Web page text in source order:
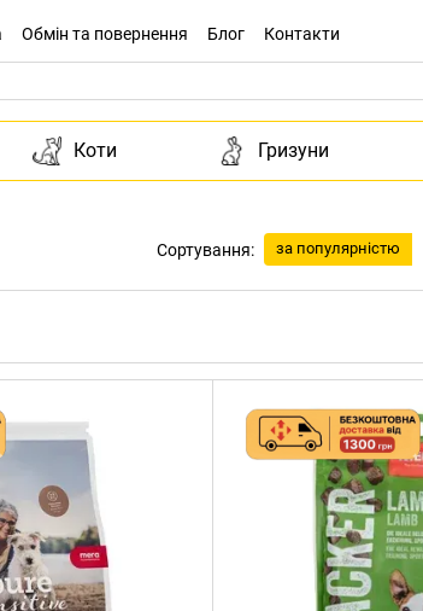
Обмін та повернення Блог
Контакти
Коти Гризуни
Сортування: за популярністю